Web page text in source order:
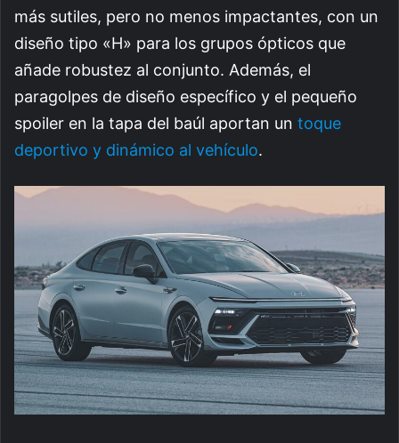
más sutiles, pero no menos impactantes, con un
diseño tipo «H» para los grupos ópticos que
añade robustez al conjunto. Además, el
paragolpes de diseño específico y el pequeño
spoiler en la tapa del baúl aportan un toque
deportivo y dinámico al vehículo.